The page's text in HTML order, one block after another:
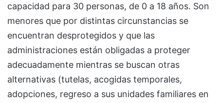
capacidad para 30 personas, de 0 a 18 años. Son
menores que por distintas circunstancias se
encuentran desprotegidos y que las
administraciones están obligadas a proteger
adecuadamente mientras se buscan otras
alternativas (tutelas, acogidas temporales,
adopciones, regreso a sus unidades familiares en